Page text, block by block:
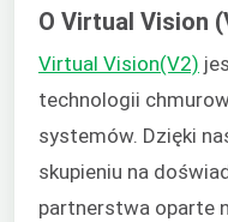
O Virtual Vision
Virtual Vision(V2)
technologii
systemów. Dzięki
skupieniu na
partnerstwa oparte